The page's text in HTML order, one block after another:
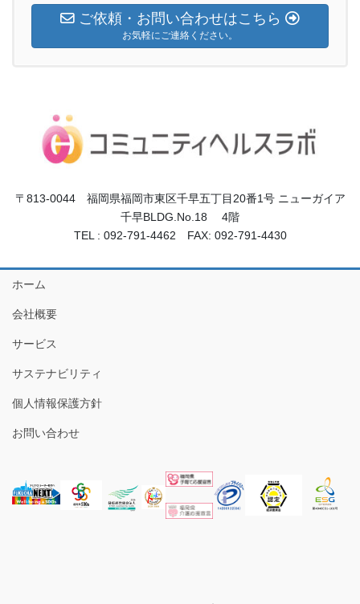
ご依頼・お問い合わせはこちら
お気軽にご連絡ください。
〒813-0044 福岡県福岡市東区千早五丁目20番1号 ニューガイア
千早BLDG.No.18 4階
TEL : 092-791-4462 FAX: 092-791-4430
ホーム
会社概要
サービス
サステナビリティ
個人情報保護方針
お問い合わせ